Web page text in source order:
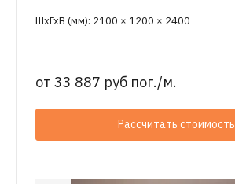
ШхГхВ (мм): 2100 × 1200 × 2400
от 33 887 руб пог./м.
Рассчитать стоимость